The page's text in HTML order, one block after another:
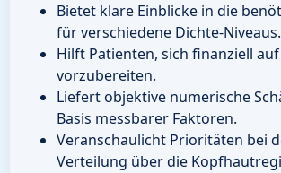
Bietet klare Einblicke in die
für verschiedene Dichte-Niveaus.
Hilft Patienten, sich finanziell
vorzubereiten.
Liefert objektive numerische
Basis messbarer Faktoren.
Veranschaulicht Prioritäten bei
Verteilung über die